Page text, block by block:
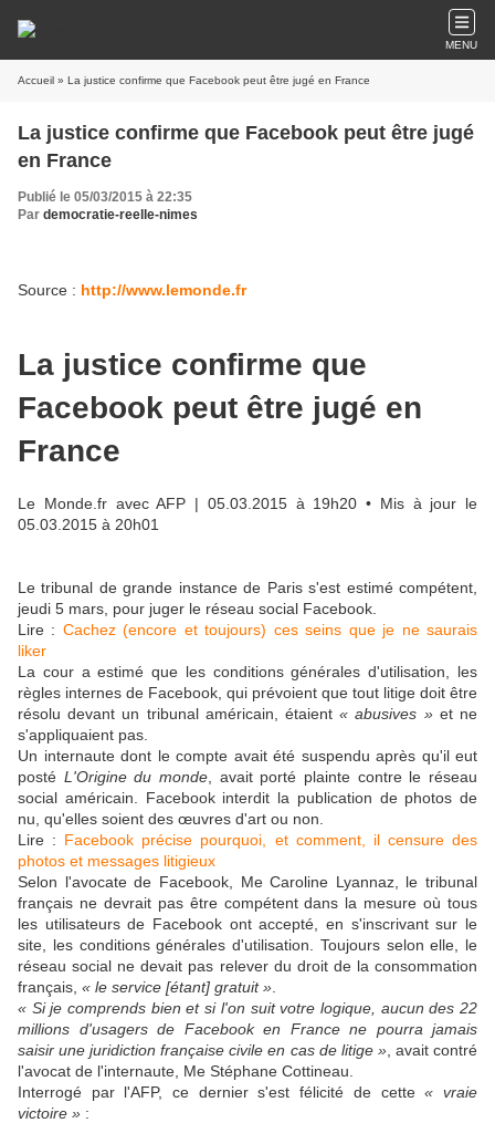
MENU
Accueil » La justice confirme que Facebook peut être jugé en France
La justice confirme que Facebook peut être jugé
en France
Publié le 05/03/2015 à 22:35
Par democratie-reelle-nimes
Source : http://www.lemonde.fr
La justice confirme que
Facebook peut être jugé en
France
Le Monde.fr avec AFP | 05.03.2015 à 19h20 • Mis à jour le
05.03.2015 à 20h01
Le tribunal de grande instance de Paris s'est estimé compétent,
jeudi 5 mars, pour juger le réseau social Facebook.
Lire : Cachez (encore et toujours) ces seins que je ne saurais
liker
La cour a estimé que les conditions générales d'utilisation, les
règles internes de Facebook, qui prévoient que tout litige doit être
résolu devant un tribunal américain, étaient« abusives »et ne
s'appliquaient pas.
Un internaute dont le compte avait été suspendu après qu'il eut
posté L'Origine du monde , avait porté plainte contre le réseau
social américain. Facebook interdit la publication de photos de
nu, qu'elles soient des œuvres d'art ou non.
Lire : Facebook précise pourquoi, et comment, il censure des
photos et messages litigieux
Selon l'avocate de Facebook, Me Caroline Lyannaz, le tribunal
français ne devrait pas être compétent dans la mesure où tous
les utilisateurs de Facebook ont accepté, en s'inscrivant sur le
site, les conditions générales d'utilisation. Toujours selon elle, le
réseau social ne devait pas relever du droit de la consommation
français, « le service [étant] gratuit »
« Si je comprends bien et si l'on suit votre logique, aucun des 22
millions d'usagers de Facebook en France ne pourra jamais
saisir une juridiction française civile en cas de litige », avait contré
l'avocat de l'internaute, Me Stéphane Cottineau.
Interrogé par l'AFP, ce dernier s'est félicité de cette« vraie
victoire » :